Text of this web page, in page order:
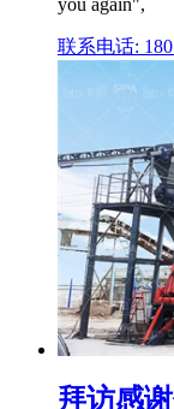
联系电话: 180
拜访感